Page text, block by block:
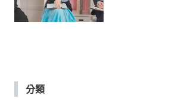
分類